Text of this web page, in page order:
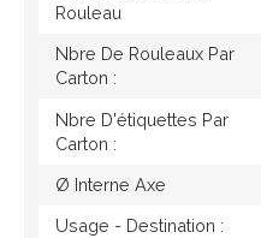
Rouleau
Nbre De Rouleaux Par
Carton :
Nbre D'étiquettes Par
Carton :
Ø Interne Axe
Usage - Destination :